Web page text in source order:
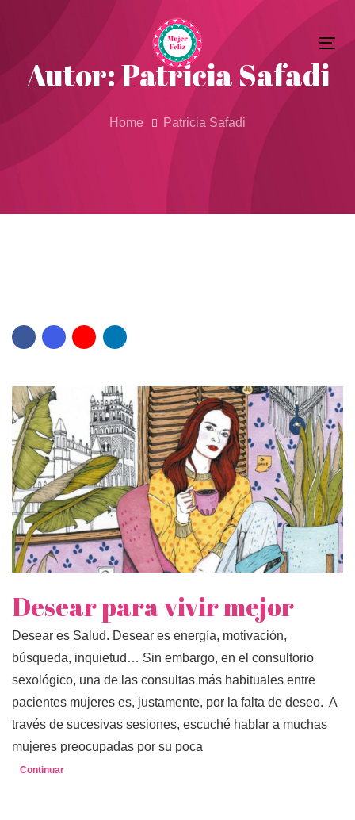
links
navigationAutor: Patricia Safadi
Home Patricia Safadi
Desear para vivir mejor
Desear es Salud. Desear es energía, motivación,
búsqueda, inquietud… Sin embargo, en el consultorio
sexológico, una de las consultas más habituales entre
pacientes mujeres es, justamente, por la falta de deseo. A
través de sucesivas sesiones, escuché hablar a muchas
mujeres preocupadas por su poca
Continuar